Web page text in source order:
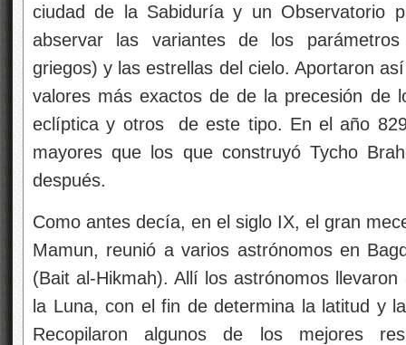
ciudad de la Sabiduría y un Observatorio
abservar las variantes de los
griegos) y las estrellas del cielo. Aportaron
valores más exactos de de la precesión de
eclíptica y otros
de este tipo. En el año
mayores que los que construyó Tycho
después.
Como antes decía, en el siglo IX, el gran
Mamun, reunió a varios astrónomos en
(Bait al-Hikmah). Allí los astrónomos
la Luna, con el fin de determina la latitud y
Recopilaron algunos de los mejores